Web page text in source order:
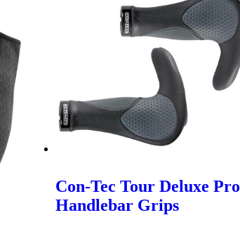
Con-Tec Tour Deluxe Pro
Handlebar Grips